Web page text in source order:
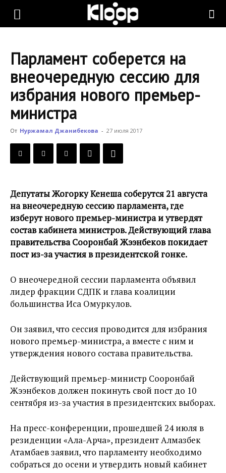
KLOOP.KG
Новости
Кыргызстана
Парламент соберется на
внеочередную сессию для
избрания нового премьер-
министра
От Нуржамал Джанибекова - 27 июля 2017
Депутаты Жогорку Кенеша соберутся 21 августа
на внеочередную сессию парламента, где
изберут нового премьер-министра и утвердят
состав кабинета министров. Действующий глава
правительства Сооронбай Жээнбеков покидает
пост из-за участия в президентской гонке.
О внеочередной сессии парламента объявил
лидер фракции СДПК и глава коалиции
большинства Иса Омуркулов.
Он заявил, что сессия проводится для избрания
нового премьер-министра, а вместе с ним и
утверждения нового состава правительства.
Действующий премьер-министр Сооронбай
Жээнбеков должен покинуть свой пост до 10
сентября из-за участия в президентских выборах.
На пресс-конференции, прошедшей 24 июля в
резиденции «Ала-Арча», президент Алмазбек
Атамбаев заявил, что парламенту необходимо
собраться до осени и утвердить новый кабинет